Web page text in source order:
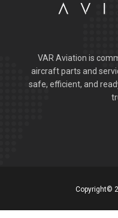
VAR Aviation is
aircraft parts and
safe, efficient, and
Copyright©